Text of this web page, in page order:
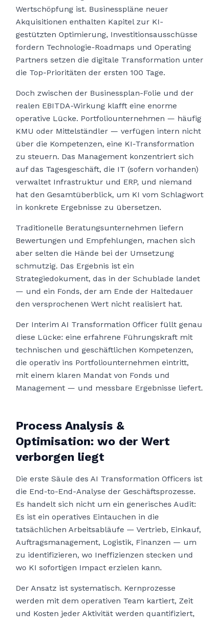
Wertschöpfung ist. Businesspläne neuer
Akquisitionen enthalten Kapitel zur KI-
gestützten Optimierung, Investitionsausschüsse
fordern Technologie-Roadmaps und Operating
Partners setzen die digitale Transformation unter
die Top-Prioritäten der ersten 100 Tage.
Doch zwischen der Businessplan-Folie und der
realen EBITDA-Wirkung klafft eine enorme
operative Lücke. Portfoliounternehmen — häufig
KMU oder Mittelständler — verfügen intern nicht
über die Kompetenzen, eine KI-Transformation
zu steuern. Das Management konzentriert sich
auf das Tagesgeschäft, die IT (sofern vorhanden)
verwaltet Infrastruktur und ERP, und niemand
hat den Gesamtüberblick, um KI vom Schlagwort
in konkrete Ergebnisse zu übersetzen.
Traditionelle Beratungsunternehmen liefern
Bewertungen und Empfehlungen, machen sich
aber selten die Hände bei der Umsetzung
schmutzig. Das Ergebnis ist ein
Strategiedokument, das in der Schublade landet
— und ein Fonds, der am Ende der Haltedauer
den versprochenen Wert nicht realisiert hat.
Der Interim AI Transformation Officer füllt genau
diese Lücke: eine erfahrene Führungskraft mit
technischen und geschäftlichen Kompetenzen,
die operativ ins Portfoliounternehmen eintritt,
mit einem klaren Mandat von Fonds und
Management — und messbare Ergebnisse liefert.
Process Analysis &
Optimisation: wo der Wert
verborgen liegt
Die erste Säule des AI Transformation Officers ist
die End-to-End-Analyse der Geschäftsprozesse.
Es handelt sich nicht um ein generisches Audit:
Es ist ein operatives Eintauchen in die
tatsächlichen Arbeitsabläufe — Vertrieb, Einkauf,
Auftragsmanagement, Logistik, Finanzen — um
zu identifizieren, wo Ineffizienzen stecken und
wo KI sofortigen Impact erzielen kann.
Der Ansatz ist systematisch. Kernprozesse
werden mit dem operativen Team kartiert, Zeit
und Kosten jeder Aktivität werden quantifiziert,